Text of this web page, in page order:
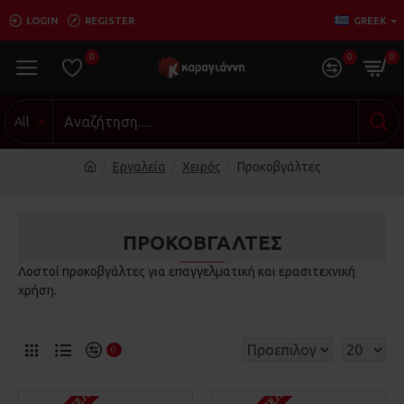
LOGIN REGISTER GREEK
0 0 0
All
Εργαλεία Χειρός Προκοβγάλτες
ΠΡΟΚΟΒΓΆΛΤΕΣ
Λοστοί προκοβγάλτες για επαγγελματική και ερασιτεχνική
χρήση.
0